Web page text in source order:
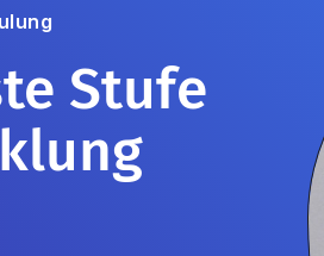
Stufe